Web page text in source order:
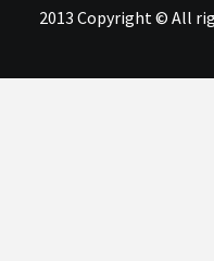
2013 Copyright © All